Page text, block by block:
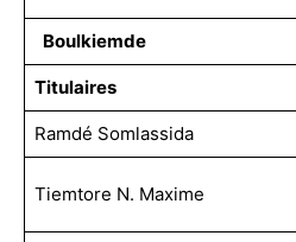
Boulkiemde
Titulaires
Ramdé Somlassida
Tiemtore N. Maxime